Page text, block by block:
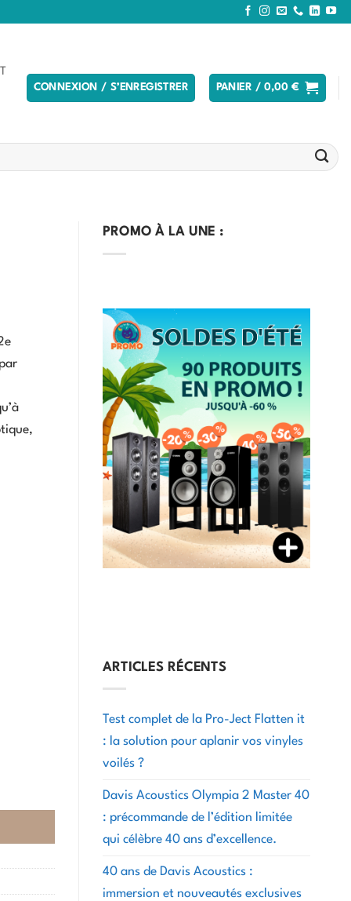
CONNEXION / S’ENREGISTRER PANIER /0,00 €
PROMO À LA UNE :
ARTICLES RÉCENTS
Test complet de la Pro-Ject Flatten it
: la solution pour aplanir vos vinyles
voilés ?
Davis Acoustics Olympia 2 Master 40
: précommande de l’édition limitée
qui célèbre 40 ans d’excellence.
40 ans de Davis Acoustics :
immersion et nouveautés exclusives
par